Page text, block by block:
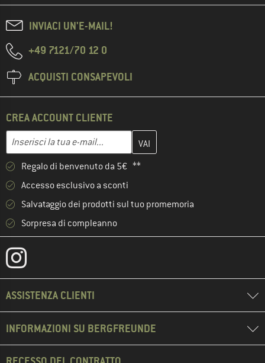
INVIACI UN'E-MAIL!
+49 7121/70 12 0
ACQUISTI CONSAPEVOLI
CREA ACCOUNT CLIENTE
Indirizzo e-mail
Inserisci qui il tuo indirizzo e-mail e crea il tuo account cliente
Regalo di benvenuto da 5€ **
Accesso esclusivo a sconti
Salvataggio dei prodotti sul tuo promemoria
Sorpresa di compleanno
ASSISTENZA CLIENTI
INFORMAZIONI SU BERGFREUNDE